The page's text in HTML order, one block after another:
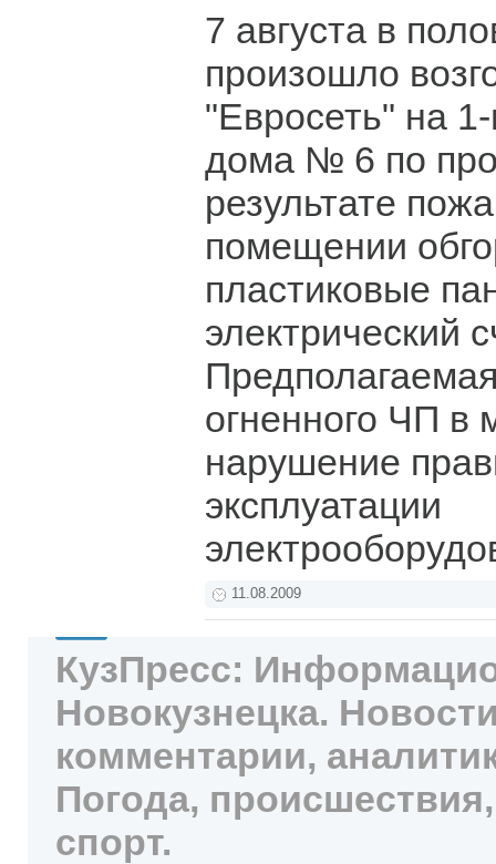
7 августа в
произошло
"Евросеть" на
дома № 6 по
результате
помещении
пластиковые
электрический
огненного ЧП в
нарушение
эксплуатации
11.08.2009
КузПресс:
Новокузнецка.
комментарии,
Погода,
спорт.